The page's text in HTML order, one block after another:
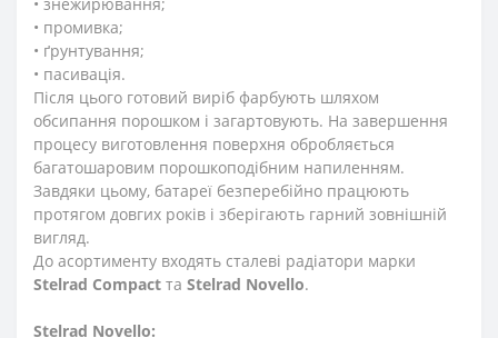
• промивка;
• ґрунтування;
• пасивація.
Після цього готовий виріб фарбують шляхом
обсипання порошком і загартовують. На завершення
процесу виготовлення поверхня обробляється
багатошаровим порошкоподібним напиленням.
Завдяки цьому, батареї безперебійно працюють
протягом довгих років і зберігають гарний зовнішній
вигляд.
До асортименту входять сталеві радіатори марки
Stelrad Compact та Stelrad Novello.
Stelrad Novello: